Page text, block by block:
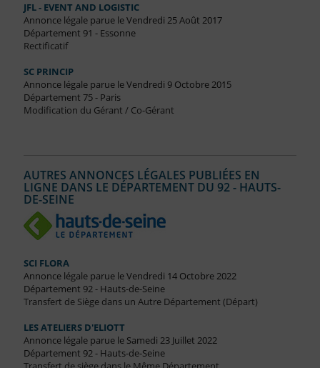
JFL - EVENT AND LOGISTIC
Annonce légale parue le Vendredi 25 Août 2017
Département 91 - Essonne
Rectificatif
SC PRINCIP
Annonce légale parue le Vendredi 9 Octobre 2015
Département 75 - Paris
Modification du Gérant / Co-Gérant
AUTRES ANNONCES LÉGALES PUBLIÉES EN
LIGNE DANS LE DÉPARTEMENT DU 92 - HAUTS-
DE-SEINE
SCI FLORA
Annonce légale parue le Vendredi 14 Octobre 2022
Département 92 - Hauts-de-Seine
Transfert de Siège dans un Autre Département (Départ)
LES ATELIERS D'ELIOTT
Annonce légale parue le Samedi 23 Juillet 2022
Département 92 - Hauts-de-Seine